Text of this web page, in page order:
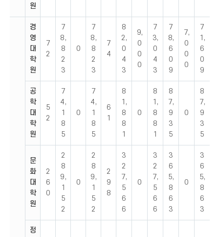
원
경
영
대
학
원
7
2
7
8,
8
2
3
0
7
8,
8
2
3
7
4
8
2,
0
4
3
9,
0
0
0
7
3,
0
4
3
7
8,
6
0
9
7,
0
0
0
7
1,
6
0
9
공
학
대
학
원
5
2
7
4,
1
8
5
0
7
4,
1
8
5
6
1
8
1,
8
8
1
0
8
1,
8
8
1
8
7,
9
3
5
0
8
7,
9
3
5
문
화
대
학
원
2
6
0
2
8
9,
1
5
2
0
2
8
9,
1
5
2
2
9
8
3
2
7,
5
6
6
0
3
2
7,
5
6
6
3
6
5,
8
6
3
0
3
6
5,
8
6
3
정